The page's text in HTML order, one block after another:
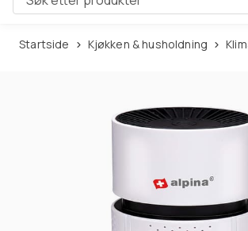
Søk etter produkter
Startside Kjøkken & husholdning